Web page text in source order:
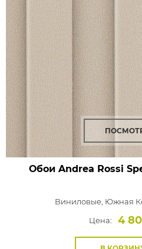
Обои Andrea Rossi
Виниловые, Южная
Цена:
4